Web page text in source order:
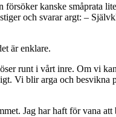
kanske småprata
och svarar argt: –
är enklare.
runt i vårt inre. Om vi
Vi blir arga och besvikna
Jag har haft för vana